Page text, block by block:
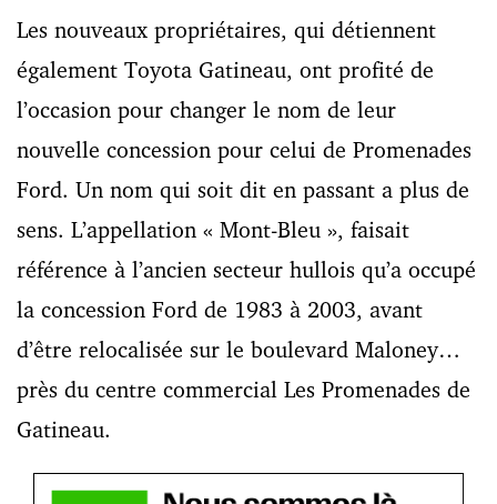
Les nouveaux propriétaires, qui détiennent
également Toyota Gatineau, ont profité de
l’occasion pour changer le nom de leur
nouvelle concession pour celui de Promenades
Ford. Un nom qui soit dit en passant a plus de
sens. L’appellation « Mont-Bleu », faisait
référence à l’ancien secteur hullois qu’a occupé
la concession Ford de 1983 à 2003, avant
d’être relocalisée sur le boulevard Maloney…
près du centre commercial Les Promenades de
Gatineau.